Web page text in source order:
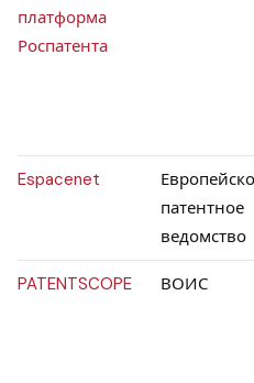
платформа
Роспатента
Espacenet
патентное
ведомство
PATENTSCOPE ВОИС